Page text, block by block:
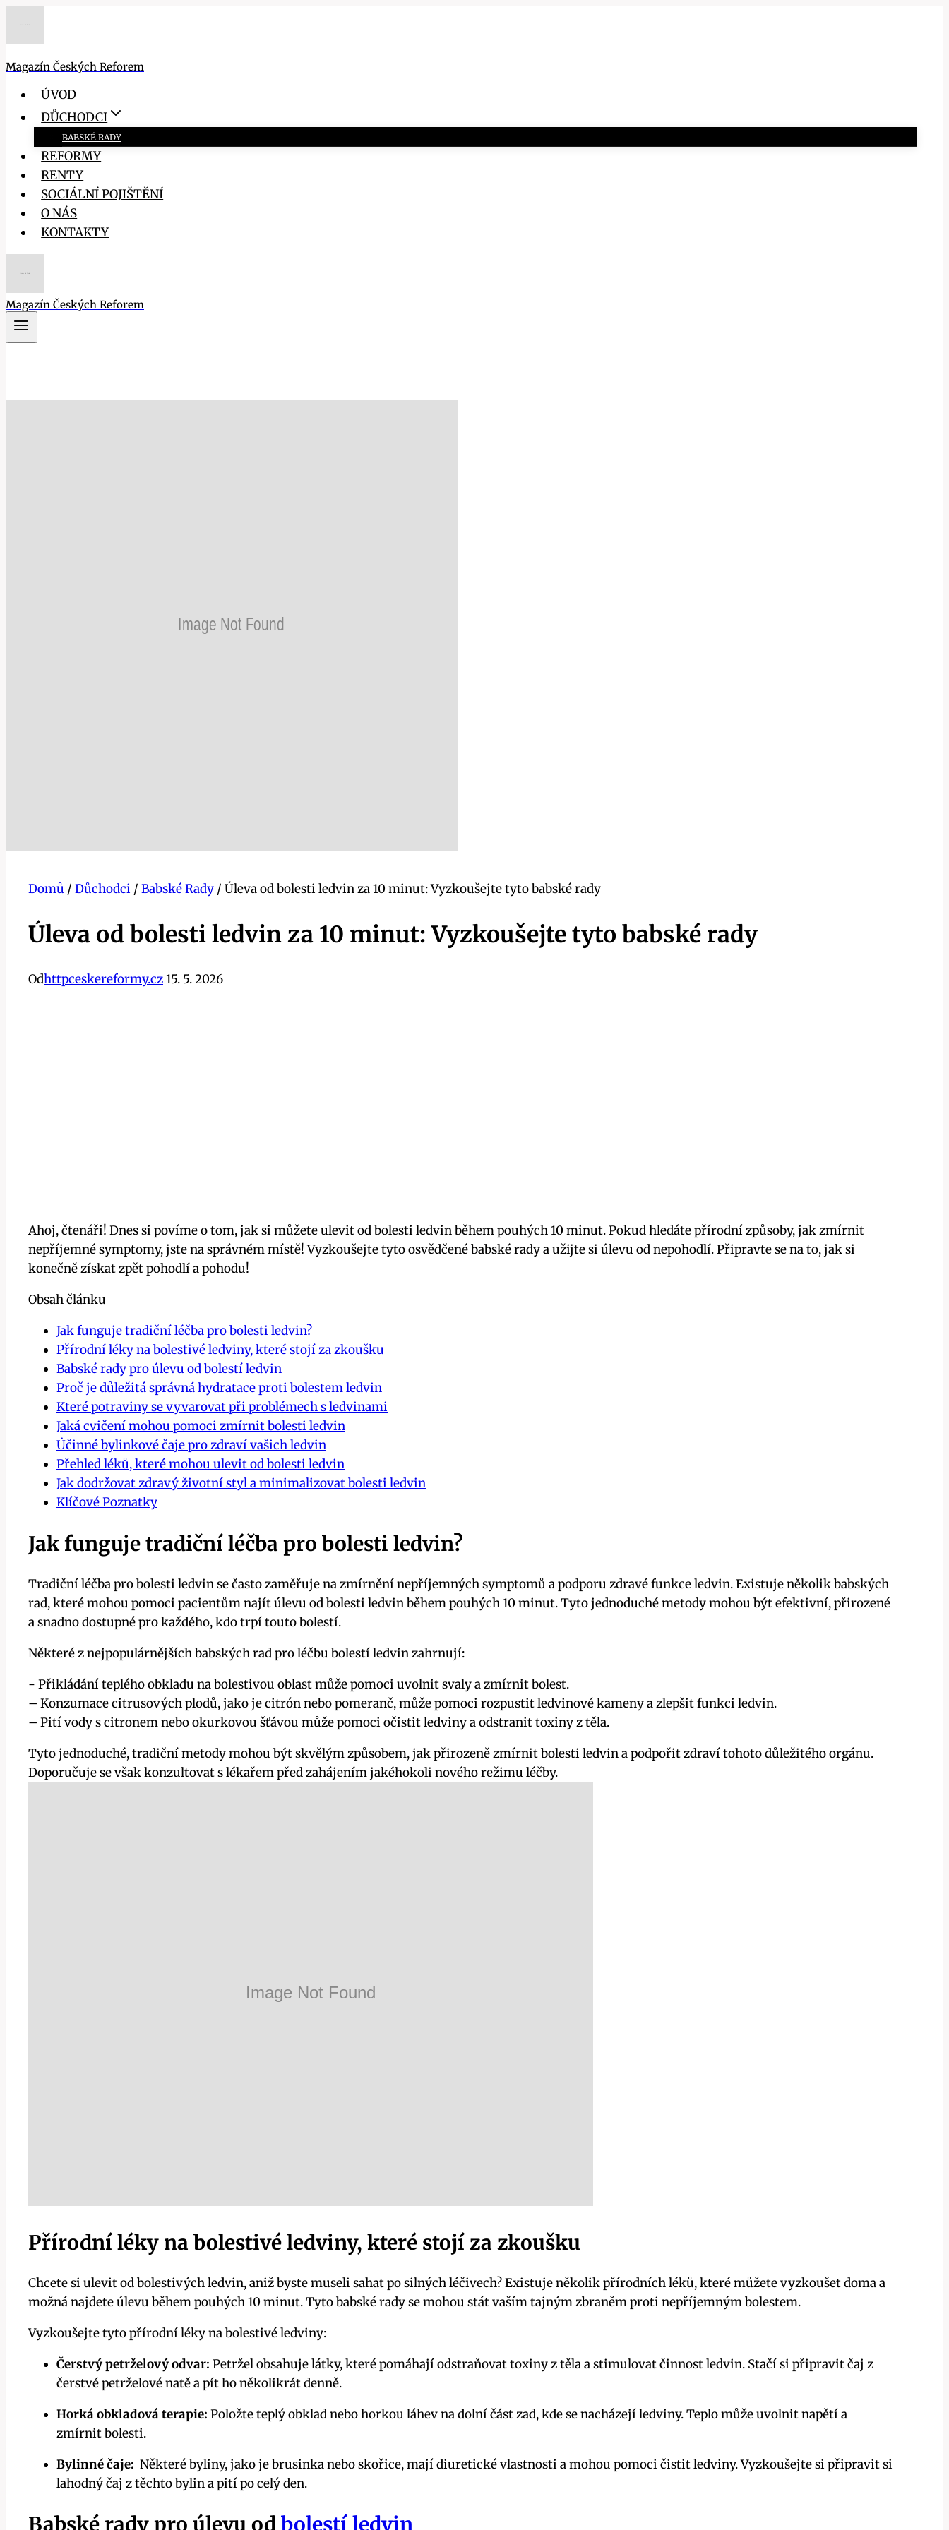
Magazín Českých Reforem
ÚVOD
DŮCHODCI
BABSKÉ RADY
REFORMY
RENTY
SOCIÁLNÍ POJIŠTĚNÍ
O NÁS
KONTAKTY
Magazín Českých Reforem
Domů / Důchodci / Babské Rady / Úleva od bolesti ledvin za 10 minut: Vyzkoušejte tyto babské rady
Úleva od bolesti ledvin za 10 minut: Vyzkoušejte tyto babské rady
Odhttpceskereformy.cz15. 5. 2026
Ahoj, čtenáři! Dnes si povíme o tom, jak si ‍můžete ulevit od bolesti ledvin během ⁣pouhých 10 minut. Pokud hledáte přírodní způsoby, jak zmírnit
nepříjemné symptomy, ‍jste‌ na správném místě!‍ Vyzkoušejte ‍tyto osvědčené‌ babské ‍rady a ⁤užijte si úlevu od nepohodlí.⁣ Připravte se​ na to, jak si
konečně získat zpět pohodlí‍ a‌ pohodu!
Obsah článku
Jak⁢ funguje ‍tradiční léčba pro bolesti ledvin?
Přírodní ​léky‍ na bolestivé ledviny, které stojí ‍za zkoušku
Babské rady pro úlevu od bolestí ledvin
Proč je důležitá správná hydratace proti bolestem‍ ledvin
Které potraviny se vyvarovat při problémech s ledvinami
Jaká cvičení mohou pomoci zmírnit bolesti ledvin
Účinné bylinkové čaje pro zdraví vašich ⁢ledvin
Přehled léků, které mohou⁤ ulevit od bolesti ledvin
Jak ⁤dodržovat zdravý životní styl ⁢a minimalizovat bolesti ⁤ledvin
Klíčové Poznatky
Jak⁢ funguje ‍tradiční léčba pro bolesti ledvin?
Tradiční léčba pro bolesti ledvin se‌ často zaměřuje na ‌zmírnění nepříjemných symptomů a podporu​ zdravé‌ funkce ledvin. Existuje několik babských
rad, které mohou pomoci pacientům ⁤najít úlevu od bolesti⁢ ledvin‍ během pouhých ​10 minut. Tyto jednoduché‌ metody mohou ⁣být ‌efektivní, přirozené
a‍ snadno dostupné pro každého, kdo trpí ‍touto bolestí.
Některé ⁢z‌ nejpopulárnějších babských rad⁢ pro léčbu bolestí​ ledvin zahrnují:
-⁢ Přikládání teplého obkladu na bolestivou oblast může pomoci uvolnit ‍svaly‌ a zmírnit bolest.
– Konzumace citrusových plodů, jako je citrón nebo pomeranč, může ‌pomoci ​rozpustit ledvinové kameny‍ a zlepšit funkci ledvin.
– Pití vody s citronem nebo ⁣okurkovou ⁣šťávou může pomoci očistit ⁤ledviny a odstranit toxiny z těla.
Tyto jednoduché,‍ tradiční ‍metody mohou ⁢být skvělým způsobem, jak přirozeně zmírnit bolesti ledvin a podpořit zdraví tohoto⁣ důležitého ⁤orgánu.
Doporučuje se však konzultovat ⁢s lékařem před zahájením jakéhokoli nového režimu ⁣léčby.
Přírodní ​léky‍ na bolestivé ledviny, které stojí ‍za zkoušku
Chcete si‌ ulevit​ od bolestivých ledvin, ⁤aniž byste museli sahat ⁢po‌ silných⁢ léčivech? Existuje ⁢několik přírodních​ léků, které můžete⁣ vyzkoušet⁤ doma a
možná najdete úlevu⁤ během​ pouhých 10 minut. ‍Tyto babské rady se mohou stát vaším​ tajným⁢ zbraněm proti nepříjemným bolestem.
Vyzkoušejte tyto přírodní léky na ‍bolestivé ledviny:
Čerstvý petrželový odvar: Petržel ​obsahuje​ látky, které pomáhají odstraňovat toxiny z těla a stimulovat činnost ledvin. Stačí ‌si připravit čaj‍ z
čerstvé petrželové natě⁢ a pít ho několikrát denně.
Horká obkladová⁣ terapie: Položte teplý obklad⁣ nebo horkou ⁤láhev ⁢na⁤ dolní část zad,‍ kde​ se nacházejí ledviny. Teplo může uvolnit napětí a
zmírnit bolesti.
Bylinné⁤ čaje: ​ Některé byliny, jako ⁤je brusinka nebo skořice, mají⁤ diuretické ⁣vlastnosti a mohou pomoci čistit ledviny. Vyzkoušejte ⁤si ‍připravit si
lahodný čaj z těchto bylin a pití⁢ po celý den.
Babské rady pro úlevu od bolestí ledvin